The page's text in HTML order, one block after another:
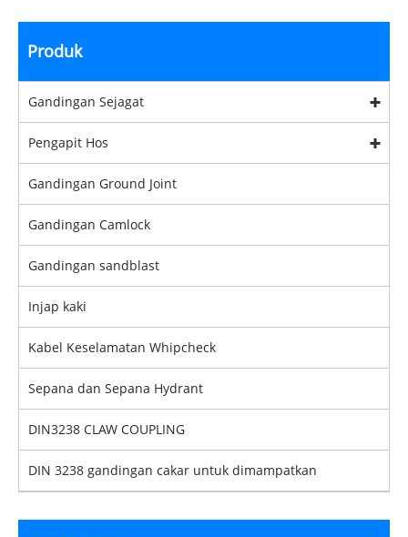
Produk
Gandingan Sejagat
Pengapit Hos
Gandingan Ground Joint
Gandingan Camlock
Gandingan sandblast
Injap kaki
Kabel Keselamatan Whipcheck
Sepana dan Sepana Hydrant
DIN3238 CLAW COUPLING
DIN 3238 gandingan cakar untuk dimampatkan